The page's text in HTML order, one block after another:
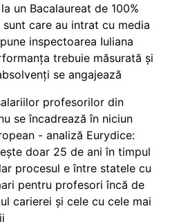
un Bacalaureat de 100%
care au intrat cu media
inspectoarea Iuliana
trebuie măsurată și
se angajează
profesorilor din
se încadrează în niciun
- analiză Eurydice:
doar 25 de ani în timpul
procesul e între statele cu
pentru profesori încă de
carierei și cele cu cele mai